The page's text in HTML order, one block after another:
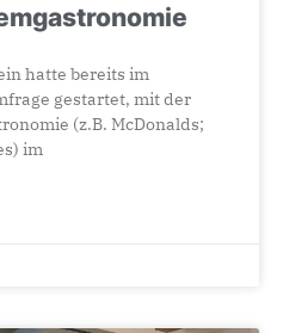
hatte bereits im
gestartet, mit der
(z.B. McDonalds;
im